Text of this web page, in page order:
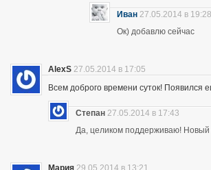
Иван 27.05.2014 в 19:28
Ок) добавлю сейчас
AlexS 27.05.2014 в 17:05
Всем доброго времени суток!
Степан 27.05.2014 в 17:43
Да, целиком поддерживаю!
Мария 29.05.2014 в 13:21